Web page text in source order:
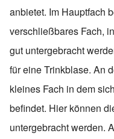
anbietet. Im Hauptfach
verschließbares Fach,
gut untergebracht
für eine Trinkblase. An
kleines Fach in dem
befindet. Hier können
untergebracht werden.